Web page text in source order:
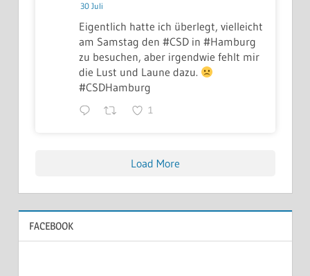
30 Juli
Eigentlich hatte ich überlegt, vielleicht
am Samstag den #CSD in #Hamburg
zu besuchen, aber irgendwie fehlt mir
die Lust und Laune dazu.
#CSDHamburg
1
Load More
FACEBOOK